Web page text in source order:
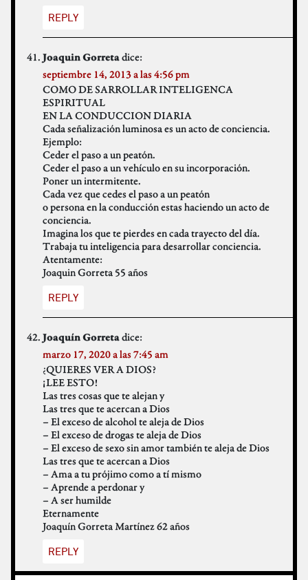
REPLY
Joaquin Gorretadice:
septiembre 14, 2013 a las 4:56 pm
COMO DE SARROLLAR INTELIGENCA
ESPIRITUAL
EN LA CONDUCCION DIARIA
Cada señalización luminosa es un acto de conciencia.
Ejemplo:
Ceder el paso a un peatón.
Ceder el paso a un vehículo en su incorporación.
Poner un intermitente.
Cada vez que cedes el paso a un peatón
o persona en la conducción estas haciendo un acto de
conciencia.
Imagina los que te pierdes en cada trayecto del día.
Trabaja tu inteligencia para desarrollar conciencia.
Atentamente:
Joaquin Gorreta 55 años
REPLY
Joaquín Gorretadice:
marzo 17, 2020 a las 7:45 am
¿QUIERES VER A DIOS?
¡LEE ESTO!
Las tres cosas que te alejan y
Las tres que te acercan a Dios
– El exceso de alcohol te aleja de Dios
– El exceso de drogas te aleja de Dios
– El exceso de sexo sin amor también te aleja de Dios
Las tres que te acercan a Dios
– Ama a tu prójimo como a tí mismo
– Aprende a perdonar y
– A ser humilde
Eternamente
Joaquín Gorreta Martínez 62 años
REPLY